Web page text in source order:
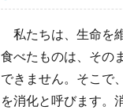
私たちは、生命を
食べたものは、その
できません。そこで
を消化と呼びます。